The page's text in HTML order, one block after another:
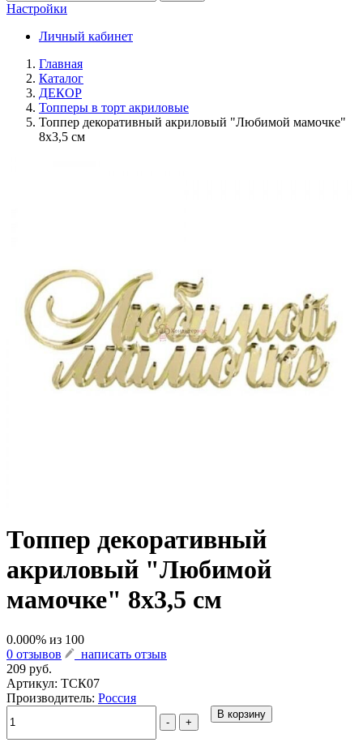
Настройки
Личный кабинет
Главная
Каталог
ДЕКОР
Топперы в торт акриловые
Топпер декоративный акриловый "Любимой мамочке"
8х3,5 см
Топпер декоративный
акриловый "Любимой
мамочке" 8х3,5 см
0.000% из 100
0 отзывов
написать отзыв
209 руб.
Артикул: ТСК07
Производитель: Россия
- +
В корзину